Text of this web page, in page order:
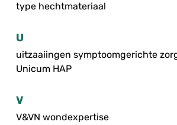
type hechtmateriaal
U
uitzaaiingen symptoomgerichte
Unicum HAP
V
V&VN wondexpertise